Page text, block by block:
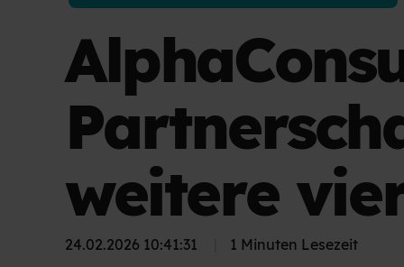
weitere
24.02.2026 10:41:31 1 Minuten Lesezeit